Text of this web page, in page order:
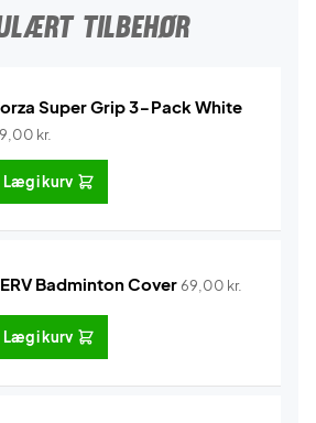
TILBEHØR
Super Grip 3-Pack White
kr.
Læg i kurv
Badminton Cover69,00 kr.
Læg i kurv